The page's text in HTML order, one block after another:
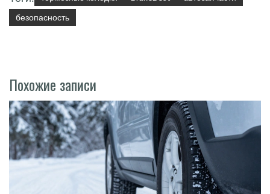
безопасность
Похожие записи